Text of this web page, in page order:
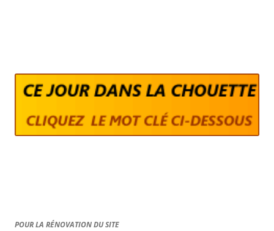
POUR LA RÉNOVATION DU SITE